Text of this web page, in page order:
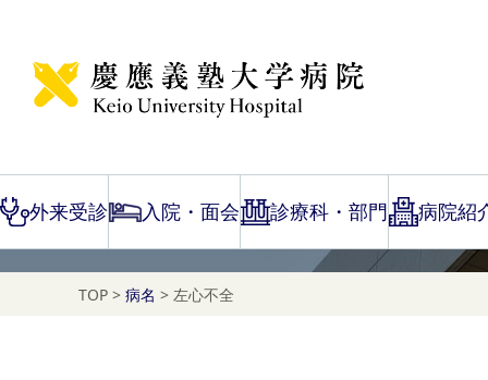
外来受診 入院・面会 診療科・部門 病院紹
Disease Name Search
TOP > 病名 > 左心不全